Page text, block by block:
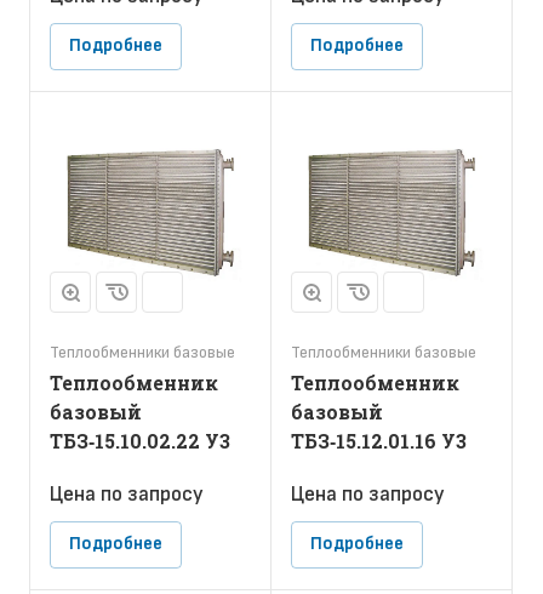
Подробнее Подробнее
Теплообменники базовые
Теплообменник
базовый
ТБЗ‑15.10.02.22 У3
Цена по запросу
Подробнее
Теплообменники базовые
Теплообменник
базовый
ТБЗ‑15.12.01.16 У3
Цена по запросу
Подробнее